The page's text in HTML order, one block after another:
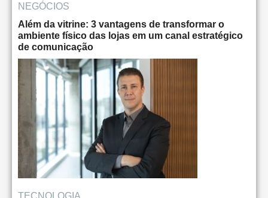
NEGÓCIOS
Além da vitrine: 3 vantagens de transformar o
ambiente físico das lojas em um canal estratégico
de comunicação
TECNOLOGIA